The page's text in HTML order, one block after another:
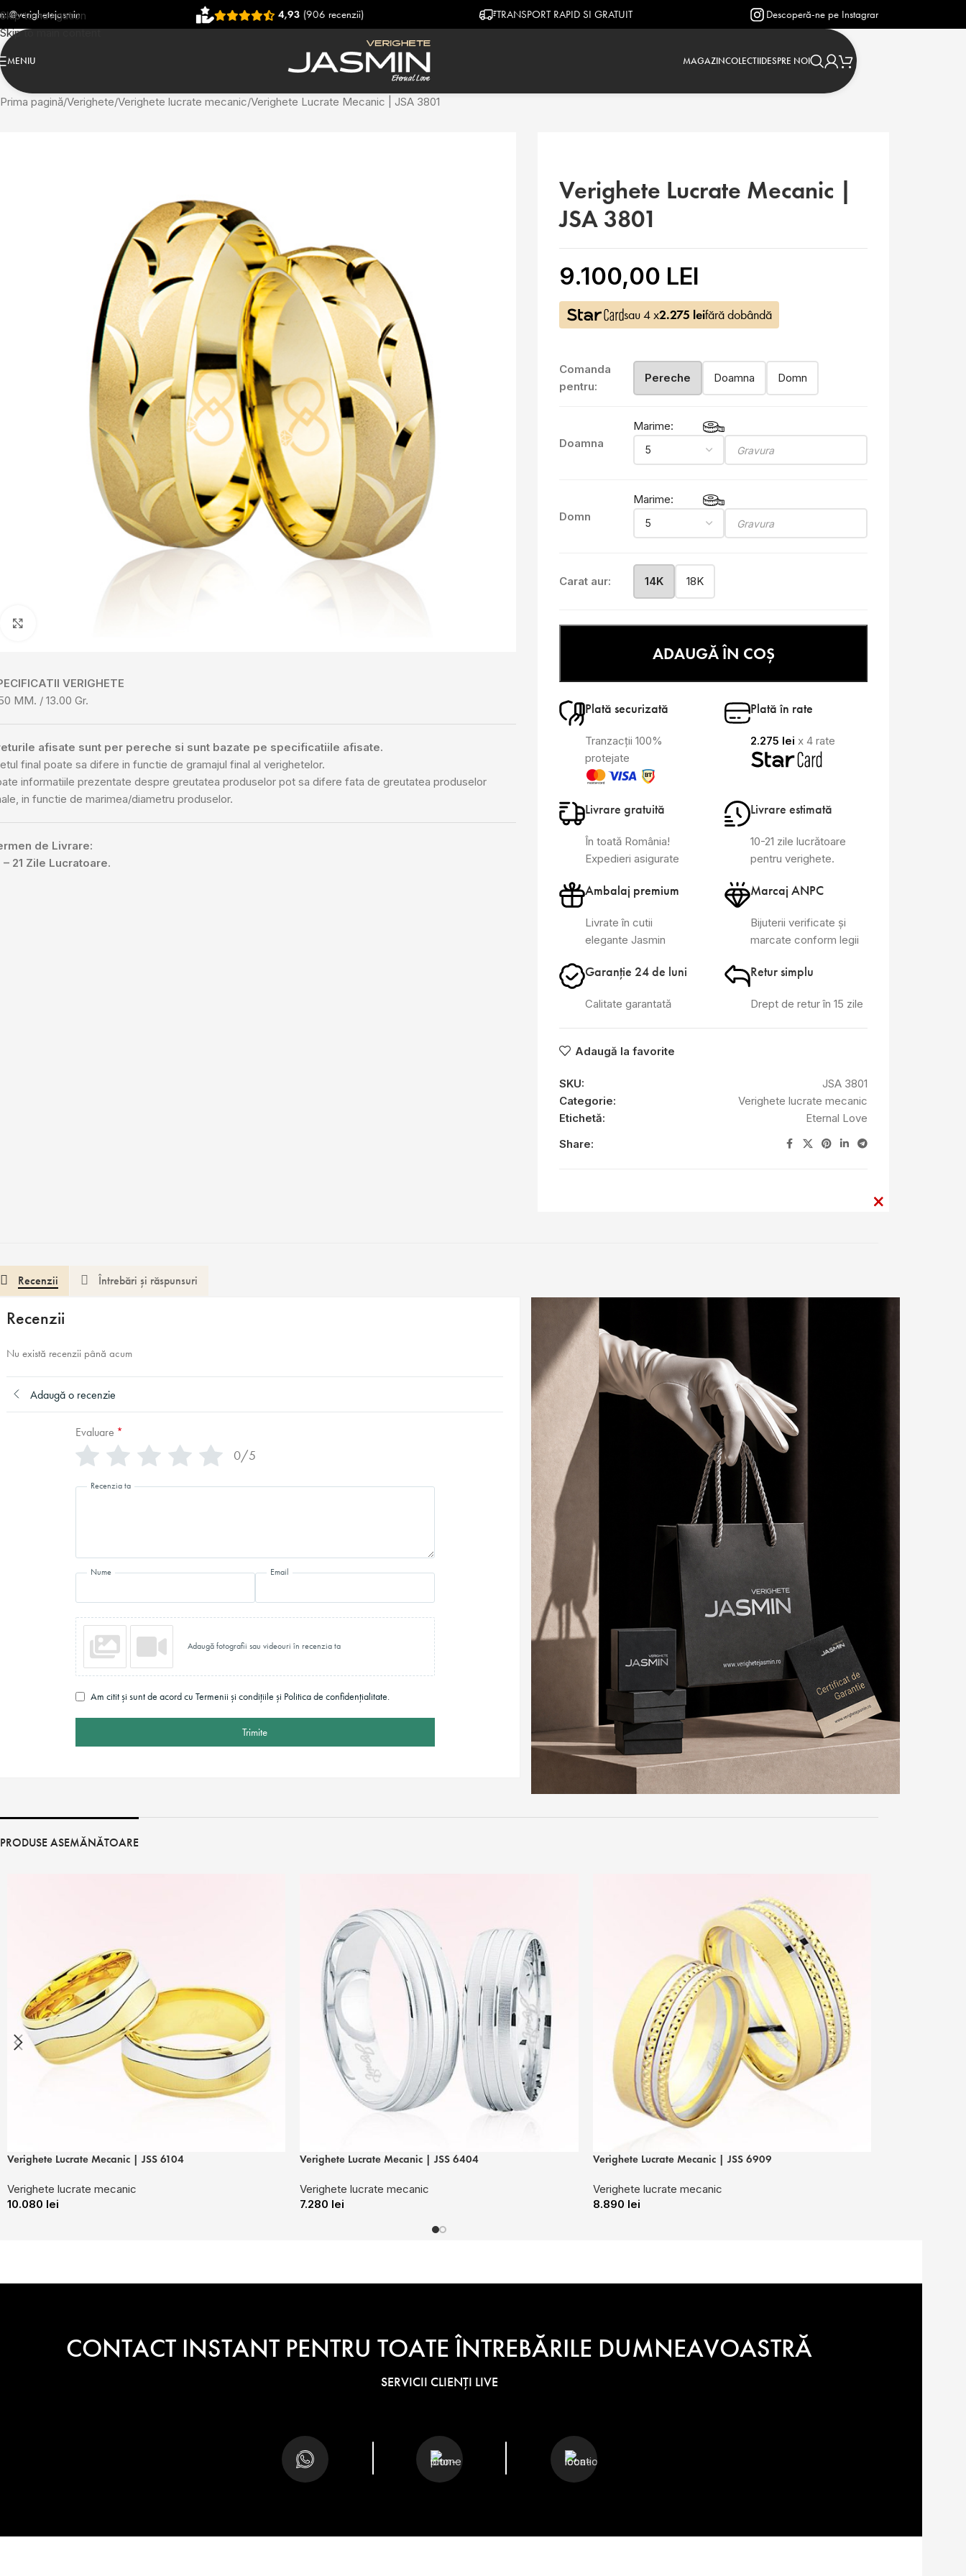
Skip to navigation
Skip to main content
4,93(906 recenzii) TRANSPORT RAPID SI GRATUIT Descoperă-ne pe Instagram: @verighetejasmin
MENIU MAGAZINCOLECTIIDESPRE NOI
Prima pagină Verighete Verighete lucrate mecanic Verighete Lucrate Mecanic | JSA 3801
VERIGHETE
MM. / 13.00 Gr.
afisate sunt per pereche si sunt bazate pe specificatiile afisate.
final poate sa difere in functie de gramajul final al verighetelor.
informatiile prezentate despre greutatea produselor pot sa difere fata de greutatea produselor
in functie de marimea/diametru produselor.
de Livrare:
– 21 Zile Lucratoare.
Verighete Lucrate Mecanic |
JSA 3801
9.100,00 LEI
sau 4 x2.275 leifără dobândă
Comanda
pentru:
Pereche Doamna Domn
Doamna
Marime:
×
Domn
Marime:
×
Carat aur: 14K 18K
ADAUGĂ ÎN COȘ
Plată securizată
Tranzacții 100%
protejate
Plată în rate
2.275 lei x 4 rate
Livrare gratuită
În toată România!
Expedieri asigurate
Livrare estimată
10-21 zile lucrătoare
pentru verighete.
Ambalaj premium
Livrate în cutii
elegante Jasmin
Marcaj ANPC
Bijuterii verificate și
marcate conform legii
Garanție 24 de luni
Calitate garantată
Retur simplu
Drept de retur în 15 zile
Adaugă la favorite
SKU:
JSA 3801
Categorie:
Verighete lucrate mecanic
Etichetă:
Eternal Love
Share:
Recenzii Întrebări și răspunsuri
Recenzii
Nu există recenzii până acum
Adaugă o recenzie
Evaluare *
0/5
Recenzia ta
Nume Email
Adaugă fotografii sau videouri în recenzia ta
Am citit și sunt de acord cu Termenii și condițiile și Politica de confidențialitate.
Trimite
PRODUSE ASEMĂNĂTOARE
Verighete Lucrate Mecanic | JSS 6104
Verighete lucrate mecanic
10.080 lei
Verighete Lucrate Mecanic | JSS 6404
Verighete lucrate mecanic
7.280 lei
Verighete Lucrate Mecanic | JSS 6909
Verighete lucrate mecanic
8.890 lei
CONTACT INSTANT PENTRU TOATE ÎNTREBĂRILE DUMNEAVOASTRĂ
SERVICII CLIENȚI LIVE